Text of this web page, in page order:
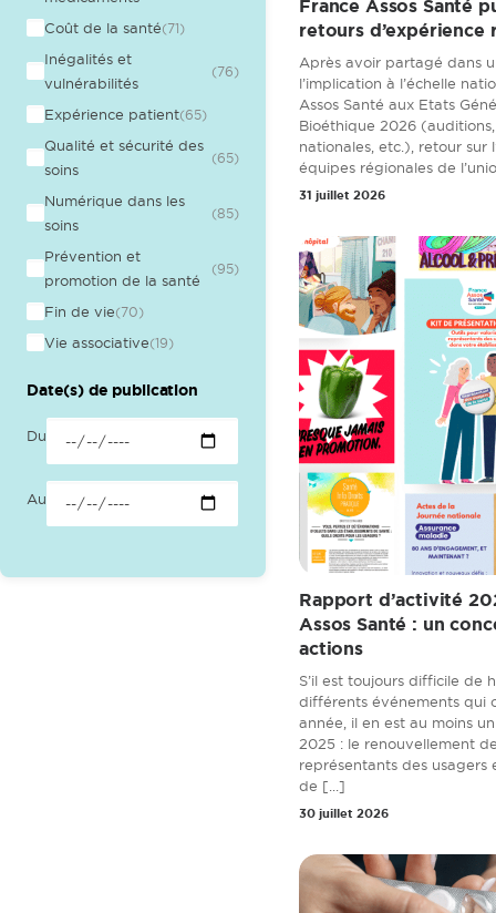
Coût de la santé(71)
Inégalités et
vulnérabilités
(76)
Expérience patient(65)
Qualité et sécurité des
soins
(65)
Numérique dans les
soins
(85)
Prévention et
promotion de la santé
(95)
Fin de vie(70)
Vie associative(19)
Date(s) de publication
Du
Au
France Assos Santé
retours d’expérience
Après avoir partagé dans
l’implication à l’échelle
Assos Santé aux Etats
Bioéthique 2026
nationales, etc.), retour sur
équipes régionales de
31 juillet 2026
Rapport d’activité
Assos Santé : un
actions
S’il est toujours difficile de
différents événements qui
année, il en est au moins
2025 : le renouvellement
représentants des usagers
de [...]
30 juillet 2026